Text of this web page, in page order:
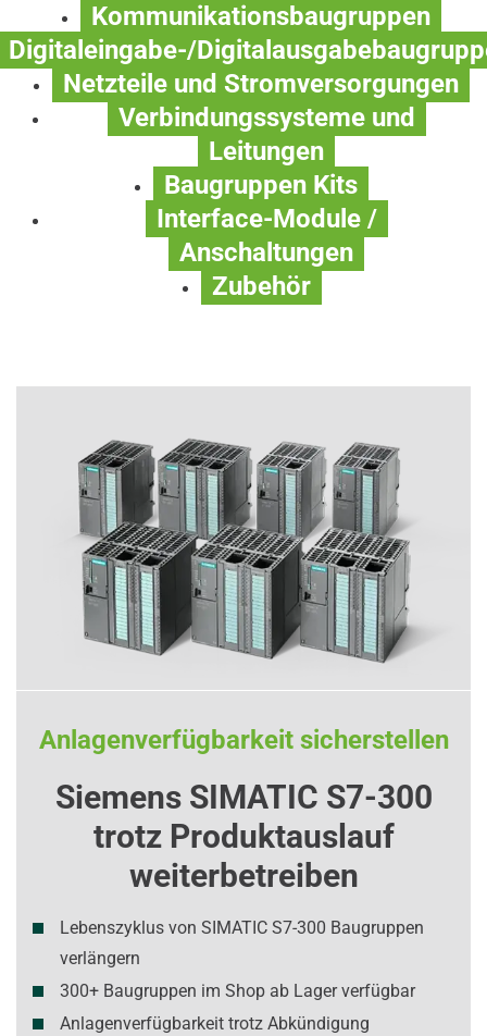
Kommunikationsbaugruppen
Digitaleingabe-/
Netzteile und Stromversorgungen
Verbindungssysteme und
Leitungen
Baugruppen Kits
Interface-Module /
Anschaltungen
Zubehör
Anlagenverfügbarkeit sicherstellen
Siemens SIMATIC S7-300
trotz Produktauslauf
weiterbetreiben
Lebens­zyklus von SIMATIC S7-300 Baugruppen
verlängern
300+ Baugruppen im Shop ab Lager verfügbar
Anlagen­verfügbarkeit trotz Abkündigung